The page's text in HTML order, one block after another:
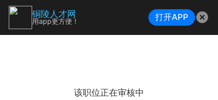
该职位正在审核中
铜陵人才网
用app更方便！ 打开APP